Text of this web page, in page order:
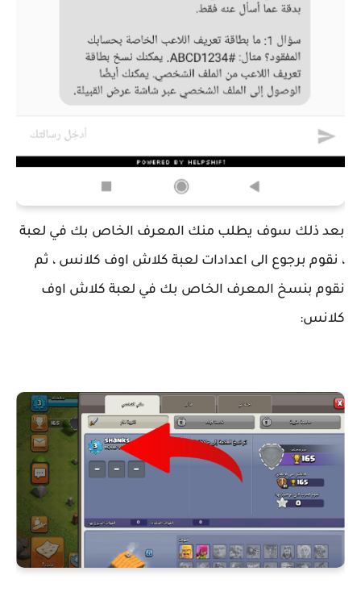
بعد ذلك سوف يطلب منك المعرف الخاص بك في لعبة
، نقوم برجوع الى اعدادات لعبة كلاش اوف كلانس ، ثم
نقوم بنسخ المعرف الخاص بك في لعبة كلاش اوف
كلانس: